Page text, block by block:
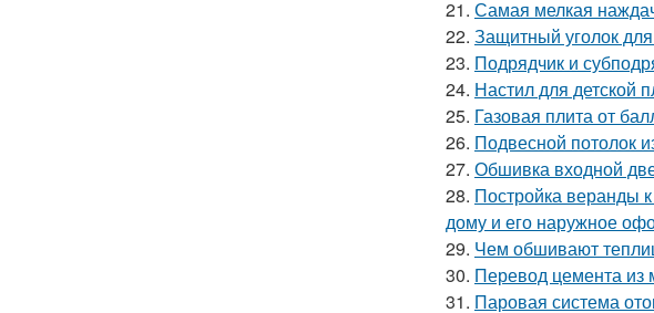
21. Самая мелкая
22. Защитный уголок
23. Подрядчик и
24. Настил для детской
25. Газовая плита от
26. Подвесной потолок
27. Обшивка входной
28. Постройка веранды
дому и его наружное
29. Чем обшивают
30. Перевод цемента из
31. Паровая система